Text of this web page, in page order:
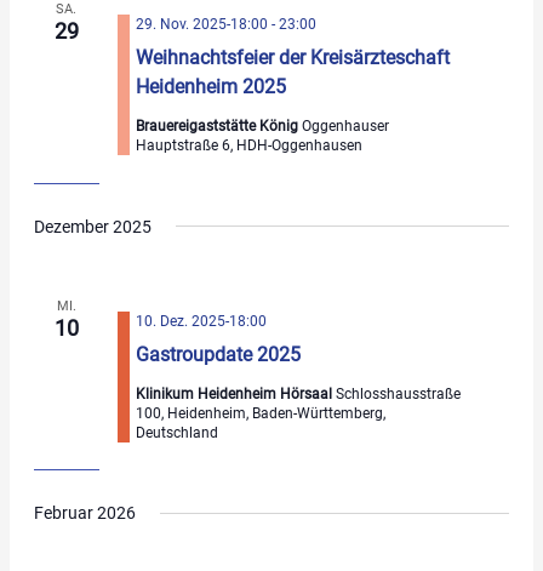
SA.
29
Weihnachtsfeier der Kreisärzteschaft
Heidenheim 2025
29. Nov. 2025-18:00 -23:00
Brauereigaststätte KönigOggenhauser
Hauptstraße 6, HDH-Oggenhausen
Dezember 2025
MI.
10
Gastroupdate 2025
10. Dez. 2025-18:00
Klinikum Heidenheim HörsaalSchlosshausstraße
100, Heidenheim, Baden-Württemberg,
Deutschland
Februar 2026